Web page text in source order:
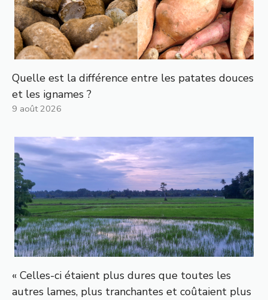
Quelle est la différence entre les patates douces
et les ignames ?
9 août 2026
« Celles-ci étaient plus dures que toutes les
autres lames, plus tranchantes et coûtaient plus